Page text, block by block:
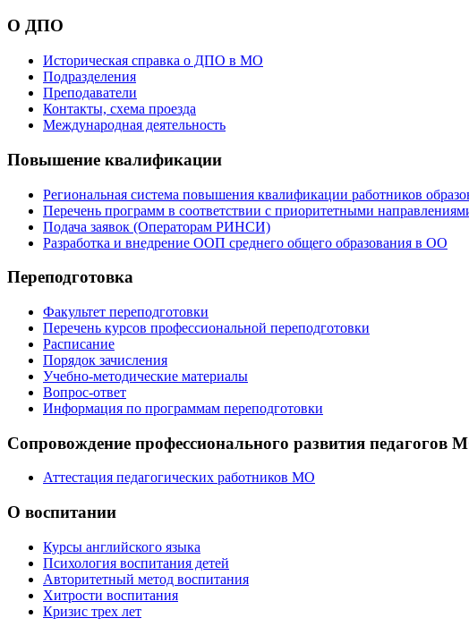
О ДПО
Историческая справка о ДПО в МО
Подразделения
Преподаватели
Контакты, схема проезда
Международная деятельность
Повышение квалификации
Региональная система повышения квалификации работников
Перечень программ в соответствии с приоритетными
Подача заявок (Операторам РИНСИ)
Разработка и внедрение ООП среднего общего образования в ОО
Переподготовка
Факультет переподготовки
Перечень курсов профессиональной переподготовки
Расписание
Порядок зачисления
Учебно-методические материалы
Вопрос-ответ
Информация по программам переподготовки
Сопровождение профессионального развития педагогов
Аттестация педагогических работников МО
О воспитании
Курсы английского языка
Психология воспитания детей
Авторитетный метод воспитания
Хитрости воспитания
Кризис трех лет